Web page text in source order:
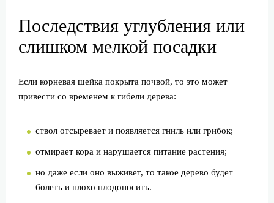
Последствия углубления или
слишком мелкой посадки
Если корневая шейка покрыта почвой, то это может
привести со временем к гибели дерева:
ствол отсыревает и появляется гниль или грибок;
отмирает кора и нарушается питание растения;
но даже если оно выживет, то такое дерево будет
болеть и плохо плодоносить.